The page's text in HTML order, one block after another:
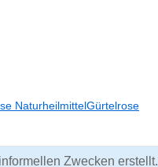
NaturheilmittelGürtelrose
Zwecken erstellt.